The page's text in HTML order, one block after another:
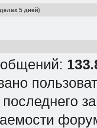
5 дней)